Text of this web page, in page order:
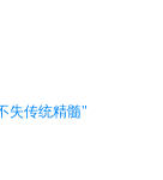
失传统精髓"